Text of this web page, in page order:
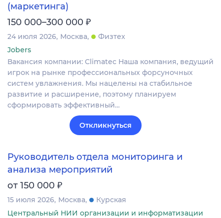
(маркетинга)
150 000–300 000 ₽
24 июля 2026 Москва
Физтех
Jobers
Вакансия компании: Climatec Наша компания, ведущий
игрок на рынке профессиональных форсуночных
систем увлажнения. Мы нацелены на стабильное
развитие и расширение, поэтому планируем
сформировать эффективный…
Откликнуться
Руководитель отдела мониторинга и
анализа мероприятий
от 150 000 ₽
15 июля 2026 Москва
Курская
Центральный НИИ организации и информатизации